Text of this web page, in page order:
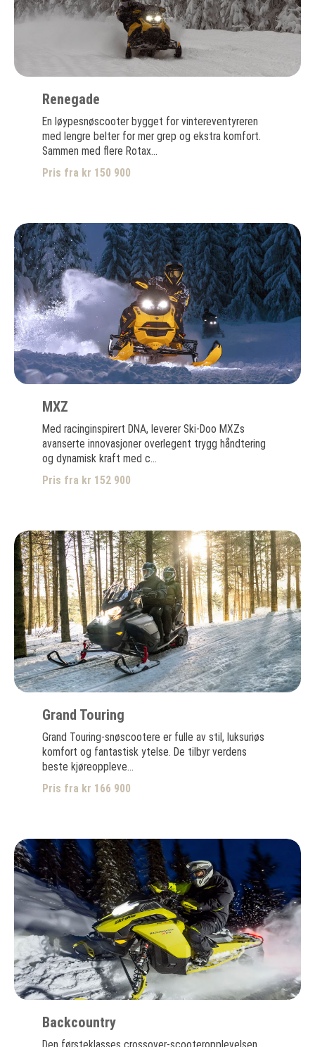
Renegade
En løypesnøscooter bygget for vintereventyreren
med lengre belter for mer grep og ekstra komfort.
Sammen med flere Rotax...
Pris fra kr 150 900
MXZ
Med racinginspirert DNA, leverer Ski-Doo MXZs
avanserte innovasjoner overlegent trygg håndtering
og dynamisk kraft med c...
Pris fra kr 152 900
Grand Touring
Grand Touring-snøscootere er fulle av stil, luksuriøs
komfort og fantastisk ytelse. De tilbyr verdens
beste kjøreoppleve...
Pris fra kr 166 900
Backcountry